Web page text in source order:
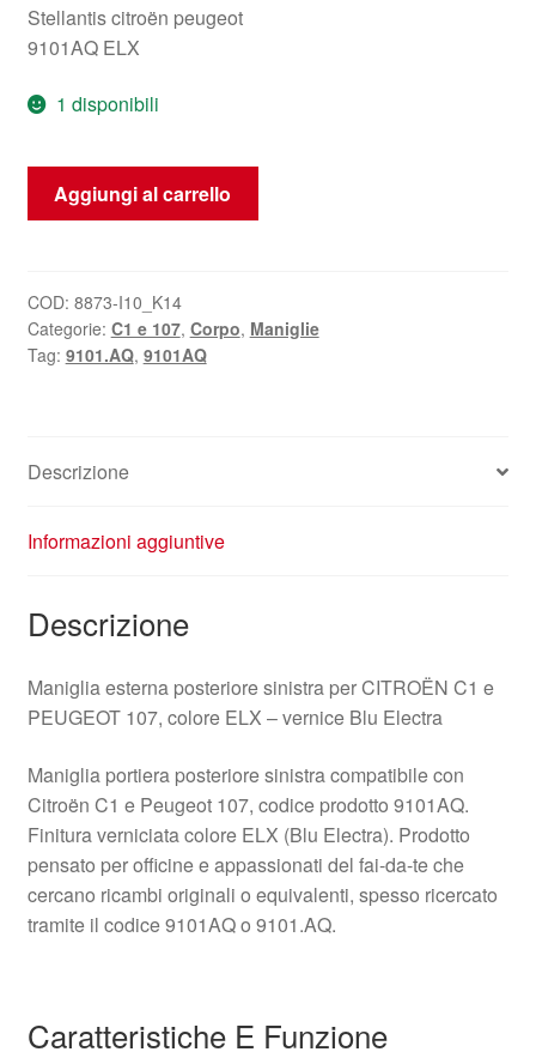
Stellantis citroën peugeot
9101AQ ELX
1 disponibili
Maniglia
posteriore
Citroën
C1
Peugeot
Aggiungi al carrello
COD: 8873-I10_K14
Categorie: C1 e 107, Corpo, Maniglie
Tag: 9101.AQ, 9101AQ
Descrizione
Informazioni aggiuntive
Descrizione
Maniglia esterna posteriore sinistra per CITROËN C1 e
PEUGEOT 107, colore ELX – vernice Blu Electra
Maniglia portiera posteriore sinistra compatibile con
Citroën C1 e Peugeot 107, codice prodotto 9101AQ.
Finitura verniciata colore ELX (Blu Electra). Prodotto
pensato per officine e appassionati del fai-da-te che
cercano ricambi originali o equivalenti, spesso ricercato
tramite il codice 9101AQ o 9101.AQ.
Caratteristiche E Funzione